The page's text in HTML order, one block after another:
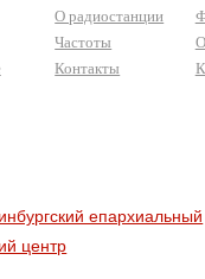
О радиостанции
Частоты
Контакты
епархиальный
центр